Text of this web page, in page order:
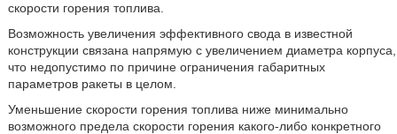
скорости горения топлива.
Возможность увеличения эффективного свода в известной
конструкции связана напрямую с увеличением диаметра корпуса,
что недопустимо по причине ограничения габаритных
параметров ракеты в целом.
Уменьшение скорости горения топлива ниже минимально
возможного предела скорости горения какого-либо конкретного